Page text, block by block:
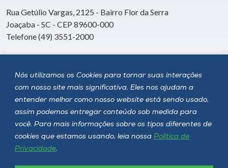
Nós utilizamos os Cookies para tornar suas interações
com nosso site mais significativa. Eles nos ajudam a
entender melhor como nosso website está sendo usado,
assim podemos entregar conteúdo sob medida para
você. Para mais informações sobre os tipos diferentes de
cookies que estamos usando, leia nossa Política de
Privacidade.
Rua Getúlio Vargas, 2125 - Bairro Flor da Serra
Joaçaba - SC - CEP 89600-000
Telefone (49) 3551-2000
Siga a Unoesc